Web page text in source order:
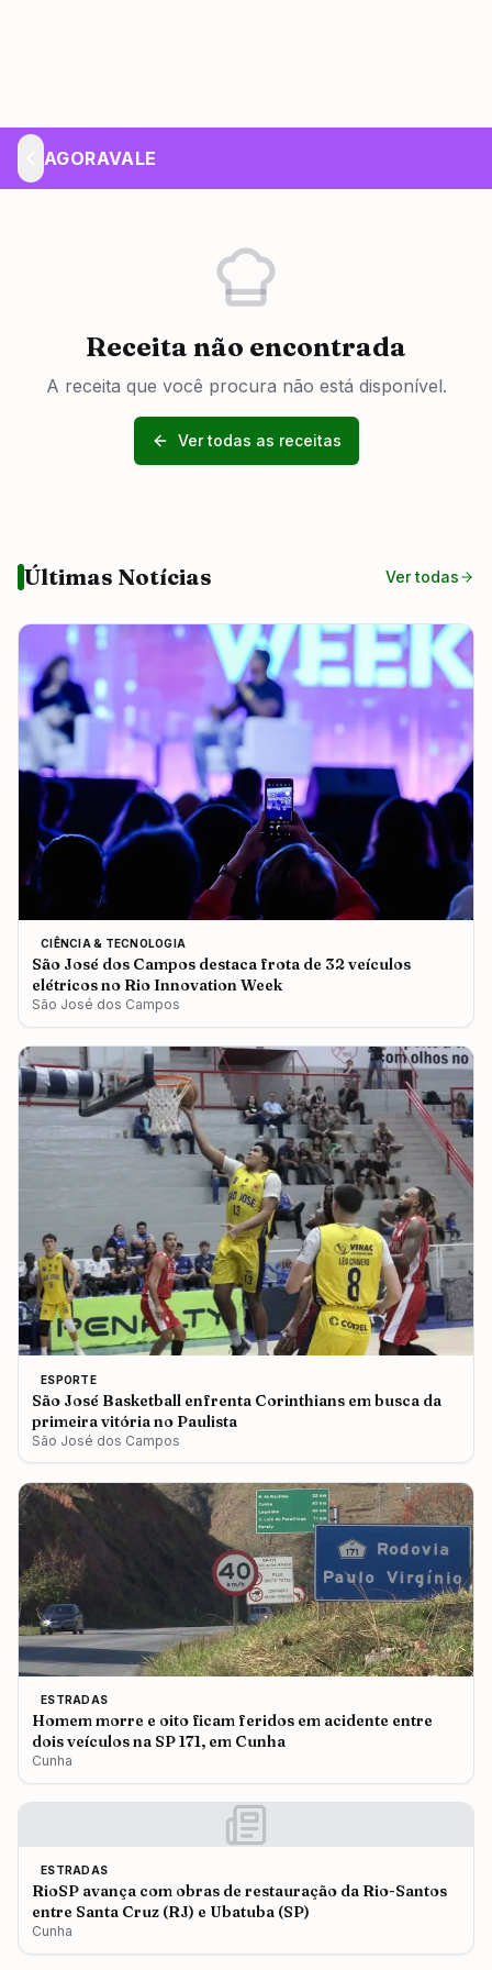
AGORAVALE
Receita não encontrada
A receita que você procura não está disponível.
Ver todas as receitas
Últimas Notícias Ver todas
CIÊNCIA & TECNOLOGIA
São José dos Campos destaca frota de 32 veículos
elétricos no Rio Innovation Week
São José dos Campos
ESPORTE
São José Basketball enfrenta Corinthians em busca da
primeira vitória no Paulista
São José dos Campos
ESTRADAS
Homem morre e oito ficam feridos em acidente entre
dois veículos na SP 171, em Cunha
Cunha
ESTRADAS
RioSP avança com obras de restauração da Rio-Santos
entre Santa Cruz (RJ) e Ubatuba (SP)
Cunha